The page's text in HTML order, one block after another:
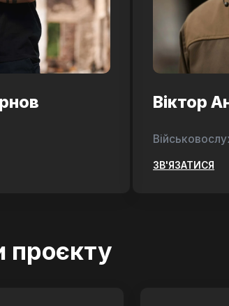
Віктор
ЗВ'ЯЗАТИСЯ
проєкту